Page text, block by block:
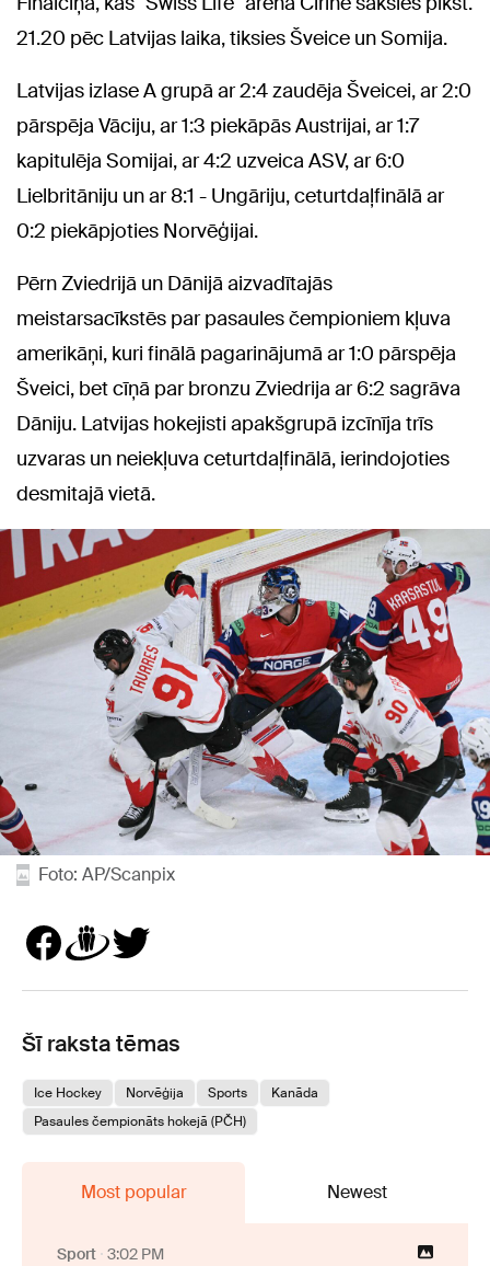
21.20 pēc Latvijas laika, tiksies Šveice un Somija.
Latvijas izlase A grupā ar 2:4 zaudēja Šveicei, ar 2:0
pārspēja Vāciju, ar 1:3 piekāpās Austrijai, ar 1:7
kapitulēja Somijai, ar 4:2 uzveica ASV, ar 6:0
Lielbritāniju un ar 8:1 - Ungāriju, ceturtdaļfinālā ar
0:2 piekāpjoties Norvēģijai.
Pērn Zviedrijā un Dānijā aizvadītajās
meistarsacīkstēs par pasaules čempioniem kļuva
amerikāņi, kuri finālā pagarinājumā ar 1:0 pārspēja
Šveici, bet cīņā par bronzu Zviedrija ar 6:2 sagrāva
Dāniju. Latvijas hokejisti apakšgrupā izcīnīja trīs
uzvaras un neiekļuva ceturtdaļfinālā, ierindojoties
desmitajā vietā.
Foto: AP/Scanpix
Šī raksta tēmas
Ice Hockey Norvēģija Sports
Kanāda
Pasaules čempionāts hokejā (PČH)
Most popular Newest
Sport 3:02 PM